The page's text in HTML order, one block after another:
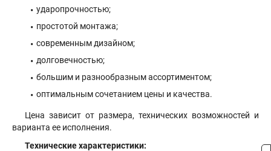
ударопрочностью;
простотой монтажа;
современным дизайном;
долговечностью;
большим и разнообразным ассортиментом;
оптимальным сочетанием цены и качества.
Цена зависит от размера, технических возможностей и
варианта ее исполнения.
Технические характеристики: